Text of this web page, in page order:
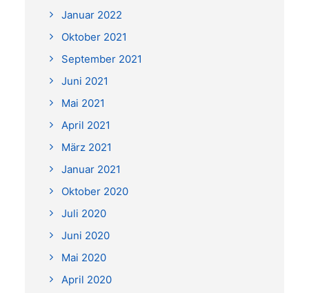
Januar 2022
Oktober 2021
September 2021
Juni 2021
Mai 2021
April 2021
März 2021
Januar 2021
Oktober 2020
Juli 2020
Juni 2020
Mai 2020
April 2020